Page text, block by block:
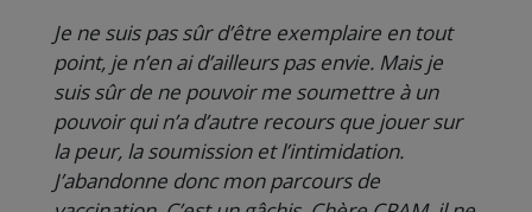
Je ne suis pas sûr d’être exemplaire en tout
point, je n’en ai d’ailleurs pas envie. Mais je
suis sûr de ne pouvoir me soumettre à un
pouvoir qui n’a d’autre recours que jouer sur
la peur, la soumission et l’intimidation.
J’abandonne donc mon parcours de